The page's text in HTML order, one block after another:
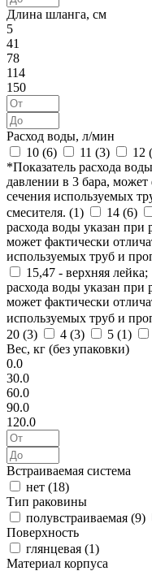
Длина шланга, см
5
41
78
114
150
Расход воды, л/мин
10 (6) 11 (3) 12 (
*Показатель расхода
давлении в 3 бара, может
сечения используемых
смесителя. (1) 14 (6)
расхода воды указан при
может фактически
используемых труб и
15,47 - верхняя
расхода воды указан при
может фактически
используемых труб и
20 (3) 4 (3) 5 (1)
Вес, кг (без упаковки)
0.0
30.0
60.0
90.0
120.0
Встраиваемая система
нет (18)
Тип раковины
полувстраиваемая (9)
Поверхность
глянцевая (1)
Материал корпуса